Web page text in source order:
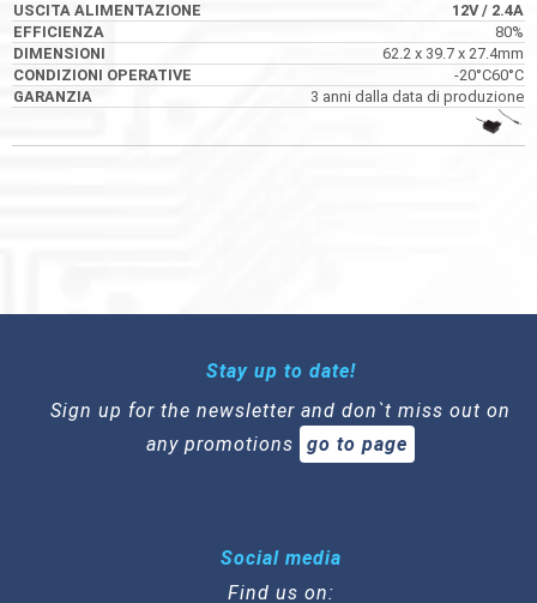
12V/ 2.4A
80%
62.2 x 39.7 x 27.4mm
-20°C60°C
3 anni dalla data di produzione
12V/ 2.4A
80%
62.2 x 39.7 x 27.4mm
-20°C60°C
3 anni dalla data di produzione
Stay up to date!
Sign up for the newsletter and don`t miss out on
any promotions
go to page
Social media
Find us on: